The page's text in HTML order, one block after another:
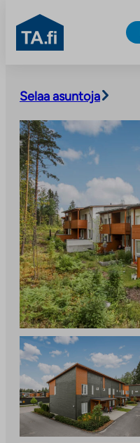
sisältöön
TA.fi
Selaa asuntoja